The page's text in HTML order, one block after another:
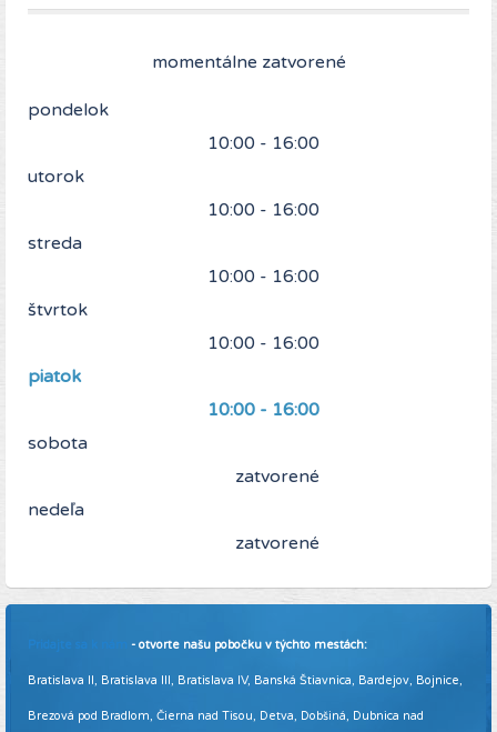
momentálne zatvorené
pondelok
10:00 - 16:00
utorok
10:00 - 16:00
streda
10:00 - 16:00
štvrtok
10:00 - 16:00
piatok
10:00 - 16:00
sobota
zatvorené
nedeľa
zatvorené
Pridajte sa k nám - otvorte našu pobočku v týchto mestách:
Bratislava II, Bratislava III, Bratislava IV, Banská Štiavnica, Bardejov, Bojnice,
Brezová pod Bradlom, Čierna nad Tisou, Detva, Dobšiná, Dubnica nad